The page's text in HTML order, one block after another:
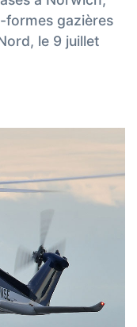
gazières
le 9 juillet